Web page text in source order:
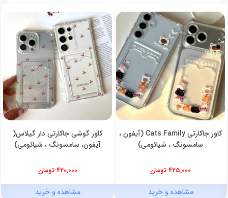
کاور جاکارتی Cats Family (آیفون ،
سامسونگ ، شیائومی)
425,000 تومان
مشاهده و خرید
کاور گوشی جاکارتی دار گیلاس(
آیفون، سامسونگ ، شیائومی)
420,000 تومان
مشاهده و خرید